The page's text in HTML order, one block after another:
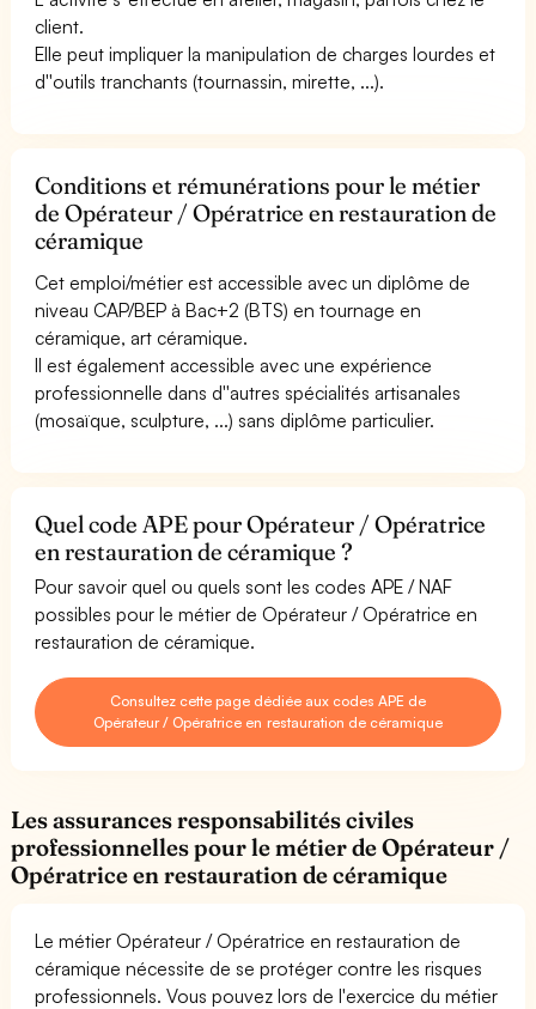
client.
Elle peut impliquer la manipulation de charges lourdes et
d''outils tranchants (tournassin, mirette, ...).
Conditions et rémunérations pour le métier
de Opérateur / Opératrice en restauration de
céramique
Cet emploi/métier est accessible avec un diplôme de
niveau CAP/BEP à Bac+2 (BTS) en tournage en
céramique, art céramique.
Il est également accessible avec une expérience
professionnelle dans d''autres spécialités artisanales
(mosaïque, sculpture, ...) sans diplôme particulier.
Quel code APE pour Opérateur / Opératrice
en restauration de céramique ?
Pour savoir quel ou quels sont les codes APE / NAF
possibles pour le métier de Opérateur / Opératrice en
restauration de céramique.
Consultez cette page dédiée aux codes APE de
Opérateur / Opératrice en restauration de céramique
Les assurances responsabilités civiles
professionnelles pour le métier de Opérateur /
Opératrice en restauration de céramique
Le métier Opérateur / Opératrice en restauration de
céramique nécessite de se protéger contre les risques
professionnels. Vous pouvez lors de l'exercice du métier